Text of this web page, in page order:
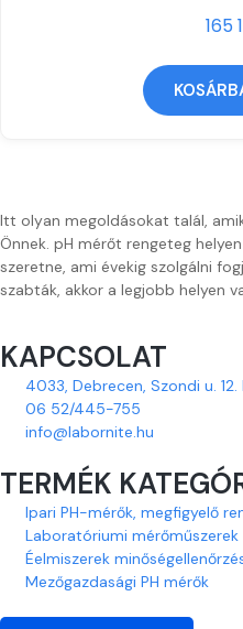
165
Itt olyan megoldásokat talál,
Önnek. pH mérőt rengeteg
szeretne, ami évekig szolgálni
szabták, akkor a legjobb helyen
KAPCSOLAT
4033, Debrecen, Szondi u.
06 52/445-755
info@labornite.hu
TERMÉK
Ipari PH-mérők, megfigyelő
Laboratóriumi
Éelmiszerek
Mezőgazdasági PH mérők